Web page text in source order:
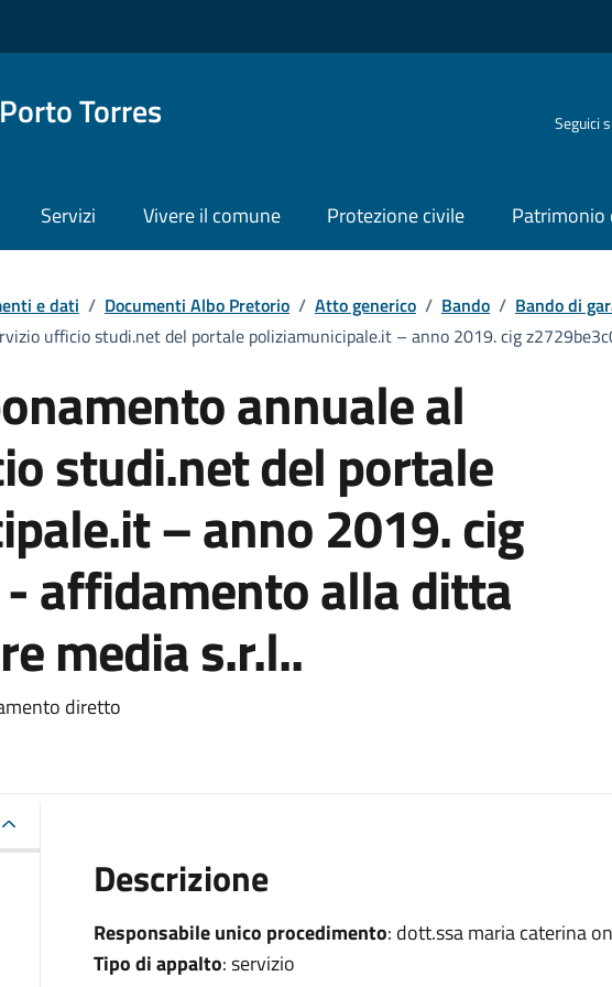
Torres Seguici
Servizi Vivere il comune Protezione civile Patrimonio
e dati / Documenti Albo Pretorio / Atto generico / Bando / Bando di
ufficio studi.net del portale poliziamunicipale.it – anno 2019. cig
annuale al
studi.net del portale
– anno 2019. cig
affidamento alla ditta
media s.r.l..
diretto
Descrizione
Responsabile unico procedimento: dott.ssa maria caterina
Tipo di appalto: servizio